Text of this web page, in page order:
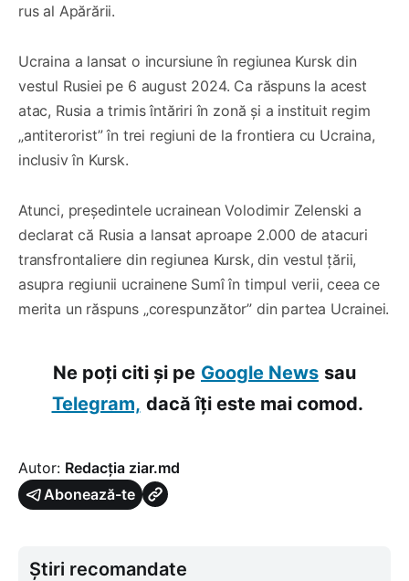
rus al Apărării.
Ucraina a lansat o incursiune în regiunea Kursk din
vestul Rusiei pe 6 august 2024. Ca răspuns la acest
atac, Rusia a trimis întăriri în zonă și a instituit regim
„antiterorist” în trei regiuni de la frontiera cu Ucraina,
inclusiv în Kursk.
Atunci, președintele ucrainean Volodimir Zelenski a
declarat că Rusia a lansat aproape 2.000 de atacuri
transfrontaliere din regiunea Kursk, din vestul țării,
asupra regiunii ucrainene Sumî în timpul verii, ceea ce
merita un răspuns „corespunzător” din partea Ucrainei.
Ne poți citi și pe Google News sau
Telegram, dacă îți este mai comod.
Autor: Redacția ziar.md
Abonează-te
Știri recomandate